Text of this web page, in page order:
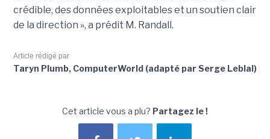
crédible, des données exploitables et un soutien clair
de la direction », a prédit M. Randall.
Article rédigé par
Taryn Plumb, ComputerWorld (adapté par Serge Leblal)
Cet article vous a plu? Partagez le !